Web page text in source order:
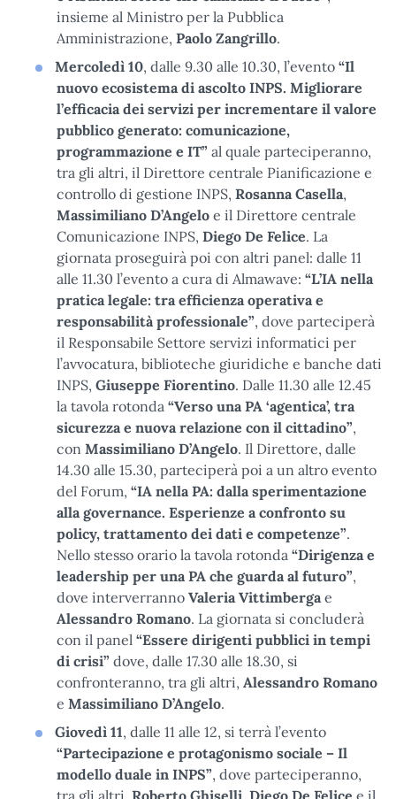
insieme al Ministro per la Pubblica
Amministrazione, Paolo Zangrillo.
Mercoledì 10, dalle 9.30 alle 10.30, l’evento “Il
nuovo ecosistema di ascolto INPS. Migliorare
l’efficacia dei servizi per incrementare il valore
pubblico generato: comunicazione,
programmazione e IT” al quale parteciperanno,
tra gli altri, il Direttore centrale Pianificazione e
controllo di gestione INPS, Rosanna Casella,
Massimiliano D’Angelo e il Direttore centrale
Comunicazione INPS, Diego De Felice. La
giornata proseguirà poi con altri panel: dalle 11
alle 11.30 l’evento a cura di Almawave: “L’IA nella
pratica legale: tra efficienza operativa e
responsabilità professionale”, dove parteciperà
il Responsabile Settore servizi informatici per
l’avvocatura, biblioteche giuridiche e banche dati
INPS, Giuseppe Fiorentino. Dalle 11.30 alle 12.45
la tavola rotonda “Verso una PA ‘agentica’, tra
sicurezza e nuova relazione con il cittadino”,
con Massimiliano D’Angelo. Il Direttore, dalle
14.30 alle 15.30, parteciperà poi a un altro evento
del Forum, “IA nella PA: dalla sperimentazione
alla governance. Esperienze a confronto su
policy, trattamento dei dati e competenze”.
Nello stesso orario la tavola rotonda “Dirigenza e
leadership per una PA che guarda al futuro”,
dove interverranno Valeria Vittimberga e
Alessandro Romano. La giornata si concluderà
con il panel “Essere dirigenti pubblici in tempi
di crisi” dove, dalle 17.30 alle 18.30, si
confronteranno, tra gli altri, Alessandro Romano
e Massimiliano D’Angelo.
Giovedì 11, dalle 11 alle 12, si terrà l’evento
“Partecipazione e protagonismo sociale – Il
modello duale in INPS”, dove parteciperanno,
tra gli altri, Roberto Ghiselli Diego De Felice e il